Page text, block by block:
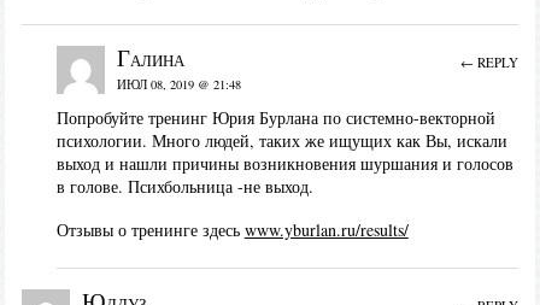
Галина
ИЮЛ 08, 2019 @ 21:48
Попробуйте тренинг Юрия Бурлана по системно-векторной
психологии. Много людей, таких же ищущих как Вы, искали
выход и нашли причины возникновения шуршания и голосов
в голове. Психбольница -не выход.
Отзывы о тренинге здесь www.yburlan.ru/results/
← REPLY